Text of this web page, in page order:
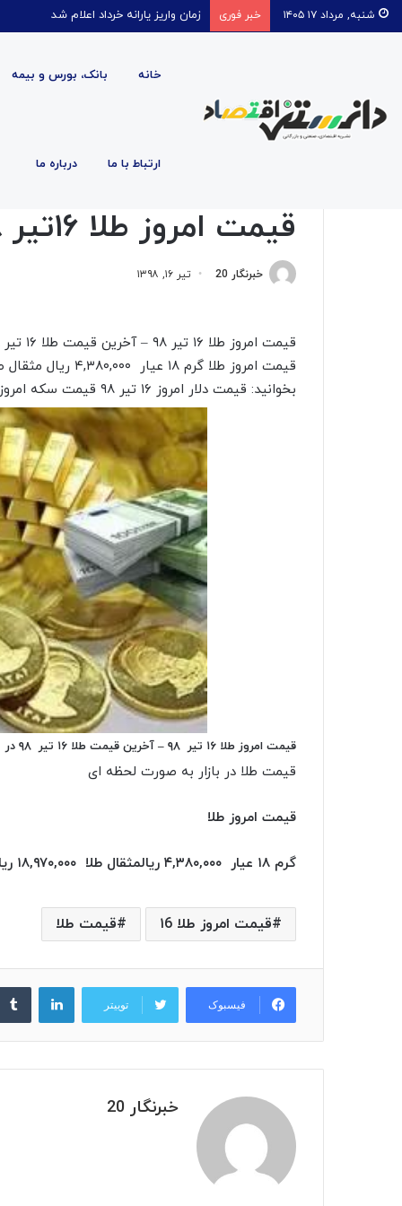
شنبه, مرداد ۱۷ ۱۴۰۵ خبر فوری زمان واریز یارانه خرداد اعلام شد
خانه بانک، بورس و بیمه
ارتباط با ما درباره ما
قیمت امروز طلا ۱۶تیر ۹۸
خبرنگار 20 تیر ۱۶, ۱۳۹۸
بخوانید: قیمت دلار امروز ۱۶ تیر ۹۸ قیمت سکه امروز ۱۶ تیر ۹۸
قیمت امروز طلا ۱۶ تیر ۹۸ – آخرین قیمت طلا ۱۶ تیر ۹۸ در
قیمت طلا در بازار به صورت لحظه ای
قیمت امروز طلا
گرم ۱۸ عیار ۴,۳۸۰,۰۰۰ ریالمثقال طلا ۱۸,۹۷۰,۰۰۰
قیمت امروز طلا ۱6 قیمت طلا
فیسبوک توییتر
لینکدین
خبرنگار 20